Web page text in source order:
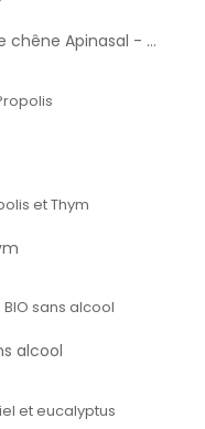
Spray Nasal, Propolis & Écorce de chêne Apinasal - Exp 05/2026
alcool